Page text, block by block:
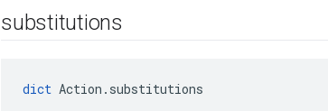
substitutions
dict Action.substitutions